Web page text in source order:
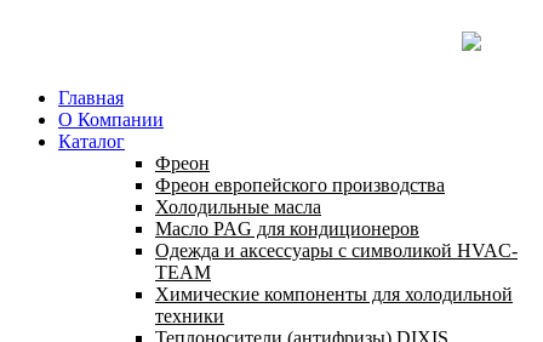
Главная
О Компании
Каталог
Фреон
Фреон европейского производства
Холодильные масла
Масло PAG для кондиционеров
Одежда и аксессуары с символикой HVAC-
TEAM
Химические компоненты для холодильной
техники
Теплоносители (антифризы) DIXIS